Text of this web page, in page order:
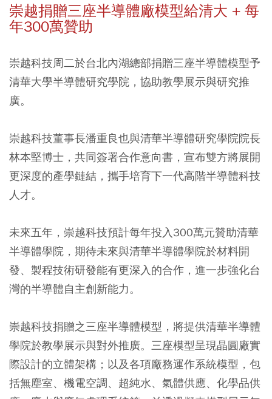
崇越捐贈三座半導體廠模型給清大 + 每
年300萬贊助
崇越科技周二於台北內湖總部捐贈三座半導體模型予
清華大學半導體研究學院，協助教學展示與研究推
廣。
崇越科技董事長潘重良也與清華半導體研究學院院長
林本堅博士，共同簽署合作意向書，宣布雙方將展開
更深度的產學鏈結，攜手培育下一代高階半導體科技
人才。
未來五年， 崇越科技預計每年投入300萬元贊助清華
半導體學院 ，期待未來與清華半導體學院於材料開
發、製程技術研發能有更深入的合作，進一步強化台
灣的半導體自主創新能力。
崇越科技捐贈之三座半導體模型，將提供清華半導體
學院於教學展示與對外推廣。三座模型呈現晶圓廠實
際設計的立體架構；以及各項廠務運作系統模型，包
括無塵室、機電空調、超純水、氣體供應、化學品供